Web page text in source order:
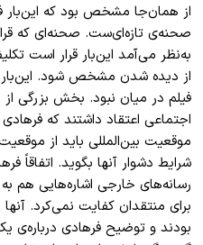
از همان‌جا مشخص بود که این‌بار
صحنه‌ی تازه‌ای‌ست. صحنه‌ای که
به‌نظر می‌آمد این‌بار قرار است
از دیده شدن مشخص شود.
فیلم در میان نبود. بخش بزرگی
اجتماعی اعتقاد داشتند که
موقعیت بین‌المللی باید از
شرایط دشوار آنها بگوید. اتفاقاً
رسانه‌های خارجی اشاره‌هایی هم
برای منتقدان کفایت نمی‌کرد.
بودند و توضیح فرهادی درباره‌ی